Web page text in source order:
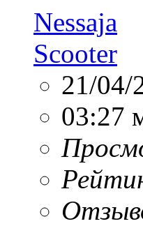
Nessaja
Scooter
21/04/
03:27